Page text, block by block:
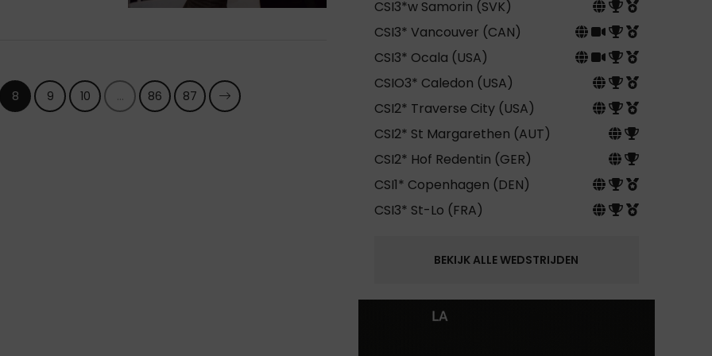
8 9 10 ... 86 87
CSI3*w Samorin (SVK)
CSI3* Vancouver (CAN)
CSI3* Ocala (USA)
CSIO3* Caledon (USA)
CSI2* Traverse City (USA)
CSI2* St Margarethen (AUT)
CSI2* Hof Redentin (GER)
CSI1* Copenhagen (DEN)
CSI3* St-Lo (FRA)
BEKIJK ALLE WEDSTRIJDEN